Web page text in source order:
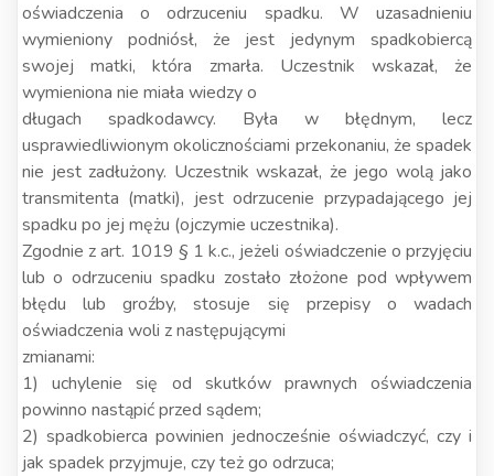
oświadczenia o odrzuceniu spadku. W uzasadnieniu
wymieniony podniósł, że jest jedynym spadkobiercą
swojej matki, która zmarła. Uczestnik wskazał, że
wymieniona nie miała wiedzy o
długach spadkodawcy. Była w błędnym, lecz
usprawiedliwionym okolicznościami przekonaniu, że spadek
nie jest zadłużony. Uczestnik wskazał, że jego wolą jako
transmitenta (matki), jest odrzucenie przypadającego jej
spadku po jej mężu (ojczymie uczestnika).
Zgodnie z art. 1019 § 1 k.c., jeżeli oświadczenie o przyjęciu
lub o odrzuceniu spadku zostało złożone pod wpływem
błędu lub groźby, stosuje się przepisy o wadach
oświadczenia woli z następującymi
zmianami:
1) uchylenie się od skutków prawnych oświadczenia
powinno nastąpić przed sądem;
2) spadkobierca powinien jednocześnie oświadczyć, czy i
jak spadek przyjmuje, czy też go odrzuca;